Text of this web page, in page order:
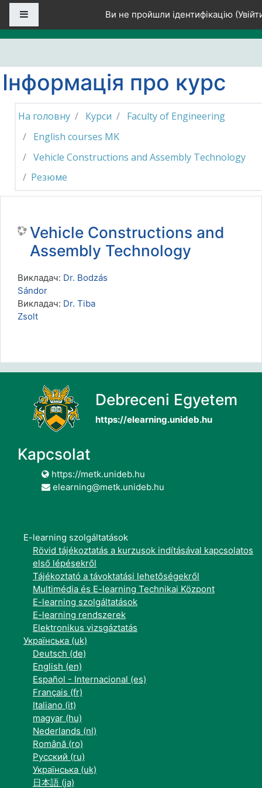
Перейти до головного вмісту
Ви не пройшли ідентифікацію (
Інформація про курс
На головну Курси
Faculty of Engineering
English courses MK
Vehicle Constructions and Assembly Technology
Резюме
Vehicle Constructions and
Assembly Technology
Викладач: Dr. Bodzás
Sándor
Викладач: Dr. Tiba
Zsolt
Debreceni Egyetem
https://elearning.unideb.hu
Kapcsolat
https://metk.unideb.hu
elearning@metk.unideb.hu
E-learning szolgáltatások
Rövid tájékoztatás a kurzusok indításával kapcsolatos
első lépésekről
Tájékoztató a távoktatási lehetőségekről
Multimédia és E-learning Technikai Központ
E-learning szolgáltatások
E-learning rendszerek
Elektronikus vizsgáztatás
Українська ‎(uk)‎
Deutsch ‎(de)‎
English ‎(en)‎
Español - Internacional ‎(es)‎
Français ‎(fr)‎
Italiano ‎(it)‎
magyar ‎(hu)‎
Nederlands ‎(nl)‎
Română ‎(ro)‎
Русский ‎(ru)‎
Українська ‎(uk)‎
日本語 ‎(ja)‎